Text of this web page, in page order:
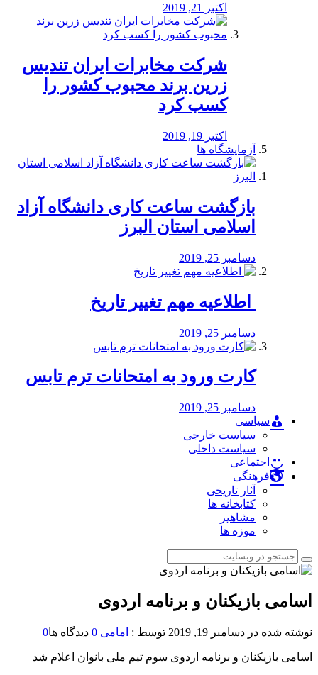
اکتبر 21, 2019
شرکت مخابرات ایران تندیس
زرین برند محبوب کشور را
کسب کرد
اکتبر 19, 2019
آزمایشگاه ها
بازگشت ساعت کاری دانشگاه آزاد
اسلامی استان البرز
دسامبر 25, 2019
️ اطلاعیه مهم تغییر تاریخ
دسامبر 25, 2019
کارت ورود به امتحانات ترم تابس
دسامبر 25, 2019
سیاسی
سیاست خارجی
سیاست داخلی
اجتماعی
فرهنگی
آثار تاریخی
کتابخانه ها
مشاهیر
موزه ها
اسامی بازیکنان و برنامه اردوی
نوشته شده در دسامبر 19, 2019 توسط : امامی 0 دیدگاه ها0
اسامی بازیکنان و برنامه اردوی سوم تیم ملی بانوان اعلام شد